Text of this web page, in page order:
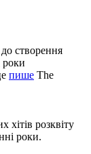
створення
роки
пише The
хітів розквіту
роки.